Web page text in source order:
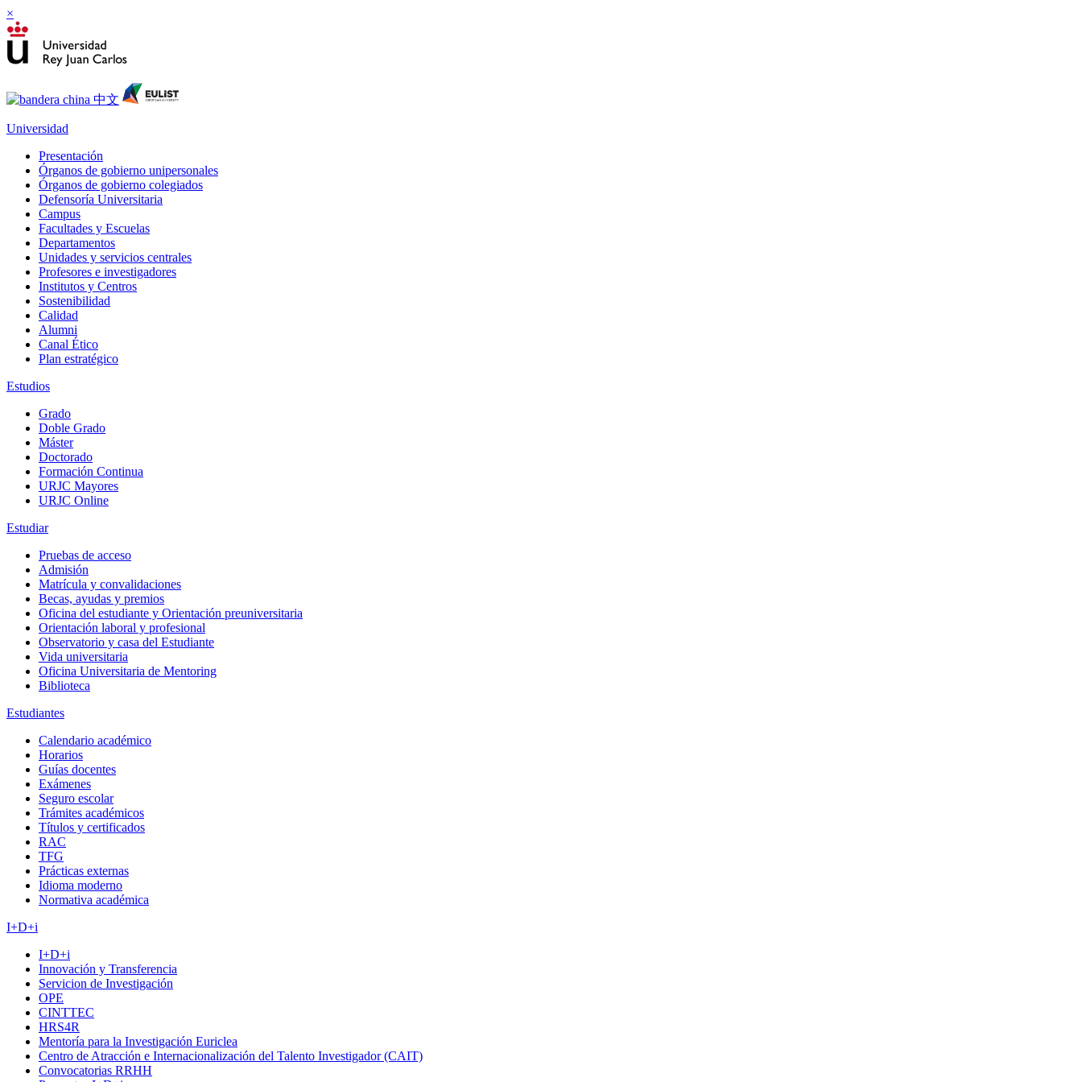
×
Universidad
Presentación
Órganos de gobierno unipersonales
Órganos de gobierno colegiados
Defensoría Universitaria
Campus
Facultades y Escuelas
Departamentos
Unidades y servicios centrales
Profesores e investigadores
Institutos y Centros
Sostenibilidad
Calidad
Alumni
Canal Ético
Plan estratégico
Estudios
Grado
Doble Grado
Máster
Doctorado
Formación Continua
URJC Mayores
URJC Online
Estudiar
Pruebas de acceso
Admisión
Matrícula y convalidaciones
Becas, ayudas y premios
Oficina del estudiante y Orientación preuniversitaria
Orientación laboral y profesional
Observatorio y casa del Estudiante
Vida universitaria
Oficina Universitaria de Mentoring
Biblioteca
Estudiantes
Calendario académico
Horarios
Guías docentes
Exámenes
Seguro escolar
Trámites académicos
Títulos y certificados
RAC
TFG
Prácticas externas
Idioma moderno
Normativa académica
I+D+i
I+D+i
Innovación y Transferencia
Servicion de Investigación
OPE
CINTTEC
HRS4R
Mentoría para la Investigación Euriclea
Centro de Atracción e Internacionalización del Talento Investigador (CAIT)
Convocatorias RRHH